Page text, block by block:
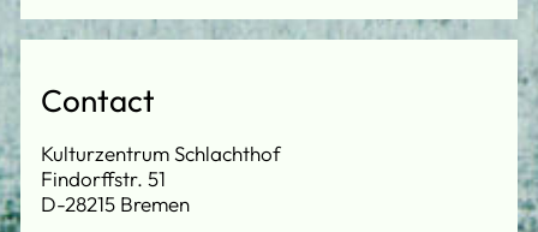
Contact
Kulturzentrum Schlachthof
Findorffstr. 51
D-28215 Bremen